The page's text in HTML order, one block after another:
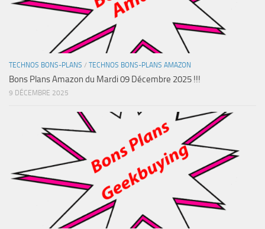
TECHNOS BONS-PLANS / TECHNOS BONS-PLANS AMAZON
Bons Plans Amazon du Mardi 09 Décembre 2025 !!!
9 DÉCEMBRE 2025